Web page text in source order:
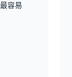
容易